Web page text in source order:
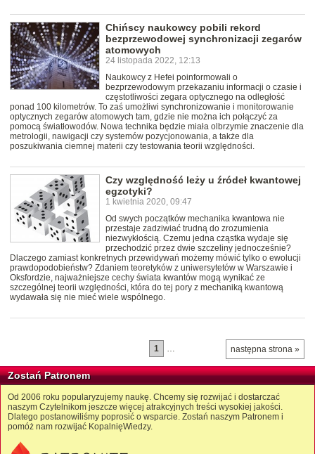
Chińscy naukowcy pobili rekord
bezprzewodowej synchronizacji zegarów
atomowych
24 listopada 2022, 12:13
Naukowcy z Hefei poinformowali o
bezprzewodowym przekazaniu informacji o czasie i
częstotliwości zegara optycznego na odległość
ponad 100 kilometrów. To zaś umożliwi synchronizowanie i monitorowanie
optycznych zegarów atomowych tam, gdzie nie można ich połączyć za
pomocą światłowodów. Nowa technika będzie miała olbrzymie znaczenie dla
metrologii, nawigacji czy systemów pozycjonowania, a także dla
poszukiwania ciemnej materii czy testowania teorii względności.
Czy względność leży u źródeł kwantowej
egzotyki?
1 kwietnia 2020, 09:47
Od swych początków mechanika kwantowa nie
przestaje zadziwiać trudną do zrozumienia
niezwykłością. Czemu jedna cząstka wydaje się
przechodzić przez dwie szczeliny jednocześnie?
Dlaczego zamiast konkretnych przewidywań możemy mówić tylko o ewolucji
prawdopodobieństw? Zdaniem teoretyków z uniwersytetów w Warszawie i
Oksfordzie, najważniejsze cechy świata kwantów mogą wynikać ze
szczególnej teorii względności, która do tej pory z mechaniką kwantową
wydawała się nie mieć wiele wspólnego.
następna strona »
1 …
Zostań Patronem
Od 2006 roku popularyzujemy naukę. Chcemy się rozwijać i dostarczać
naszym Czytelnikom jeszcze więcej atrakcyjnych treści wysokiej jakości.
Dlatego postanowiliśmy poprosić o wsparcie. Zostań naszym Patronem i
pomóż nam rozwijać KopalnięWiedzy.